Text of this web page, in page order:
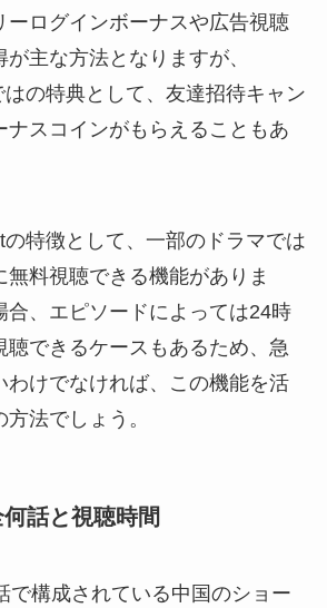
ーログインボーナスや広告視聴
主な方法となりますが、
の特典として、友達招待キャン
ナスコインがもらえることもあ
の特徴として、一部のドラマでは
無料視聴できる機能がありま
合、エピソードによっては24時
聴できるケースもあるため、急
わけでなければ、この機能を活
法でしょう。
話と視聴時間
で構成されている中国のショー